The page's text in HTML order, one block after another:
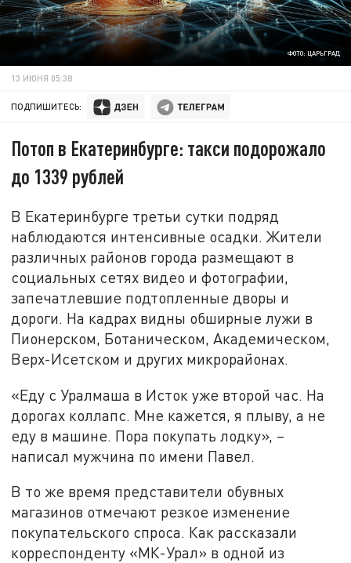
ФОТО: ЦАРЬГРАД
13 ИЮНЯ 05:38
ПОДПИШИТЕСЬ:
Потоп в Екатеринбурге: такси подорожало
до 1339 рублей
В Екатеринбурге третьи сутки подряд
наблюдаются интенсивные осадки. Жители
различных районов города размещают в
социальных сетях видео и фотографии,
запечатлевшие подтопленные дворы и
дороги. На кадрах видны обширные лужи в
Пионерском, Ботаническом, Академическом,
Верх-Исетском и других микрорайонах.
«Еду с Уралмаша в Исток уже второй час. На
дорогах коллапс. Мне кажется, я плыву, а не
еду в машине. Пора покупать лодку», –
написал мужчина по имени Павел.
В то же время представители обувных
магазинов отмечают резкое изменение
покупательского спроса. Как рассказали
корреспонденту «МК-Урал» в одной из